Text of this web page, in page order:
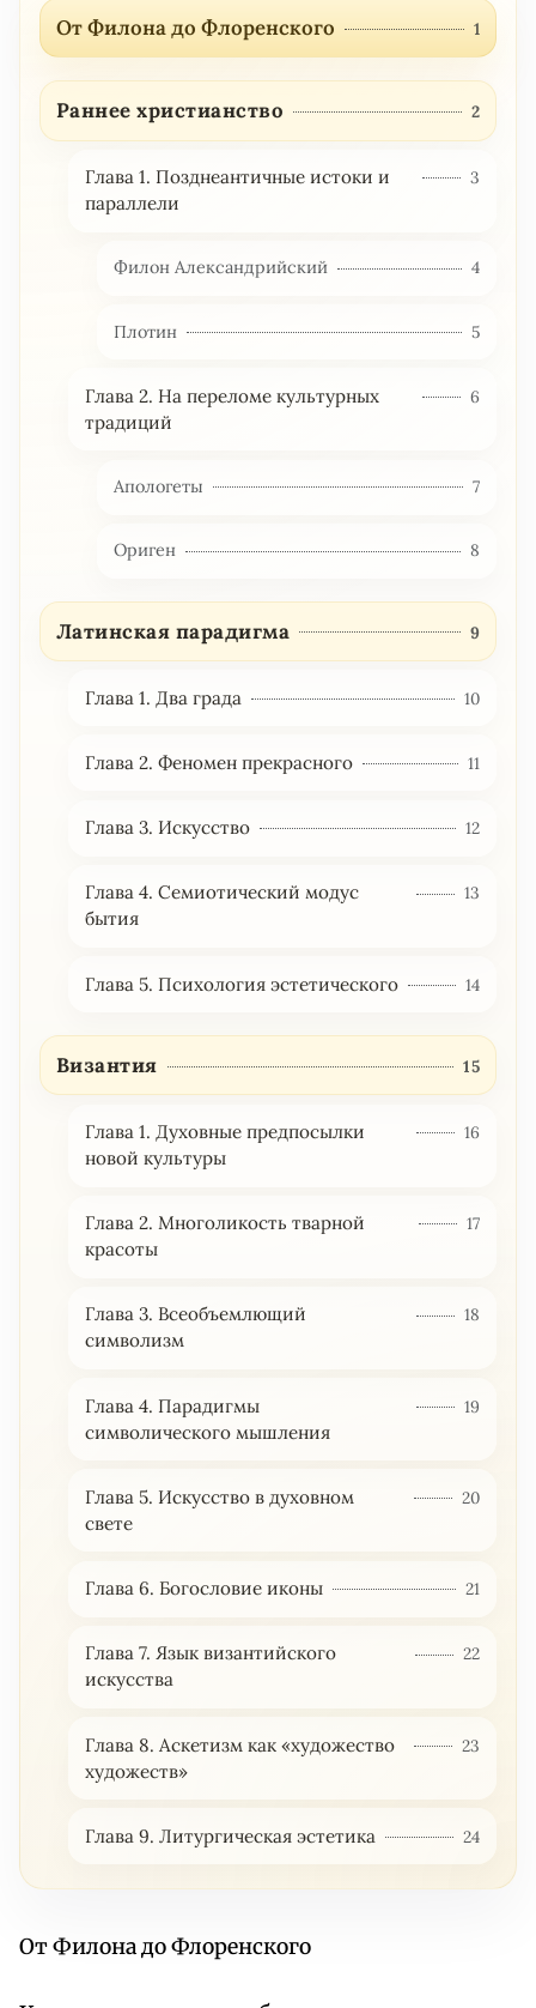
От Филона до Флоренского 1
Раннее христианство 2
Глава 1. Позднеантичные истоки и
параллели
3
Филон Александрийский 4
Плотин 5
Глава 2. На переломе культурных
традиций
6
Апологеты 7
Ориген 8
Латинская парадигма 9
Глава 1. Два града 10
Глава 2. Феномен прекрасного 11
Глава 3. Искусство 12
Глава 4. Семиотический модус
бытия
13
Глава 5. Психология эстетического 14
Византия 15
Глава 1. Духовные предпосылки
новой культуры
16
Глава 2. Многоликость тварной
красоты
17
Глава 3. Всеобъемлющий
символизм
18
Глава 4. Парадигмы
символического мышления
19
Глава 5. Искусство в духовном
свете
20
Глава 6. Богословие иконы 21
Глава 7. Язык византийского
искусства
22
Глава 8. Аскетизм как «художество
художеств»
23
Глава 9. Литургическая эстетика 24
От Филона до Флоренского